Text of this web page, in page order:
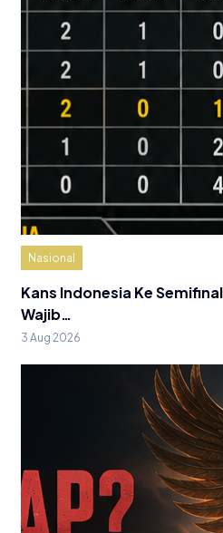
Nasional
Kans Indonesia Ke
Wajib…
3 Aug 2026